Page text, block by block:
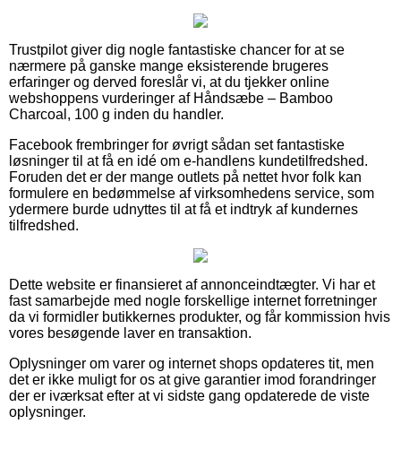
Trustpilot giver dig nogle fantastiske chancer for at se
nærmere på ganske mange eksisterende brugeres
erfaringer og derved foreslår vi, at du tjekker online
webshoppens vurderinger af Håndsæbe – Bamboo
Charcoal, 100 g inden du handler.
Facebook frembringer for øvrigt sådan set fantastiske
løsninger til at få en idé om e-handlens kundetilfredshed.
Foruden det er der mange outlets på nettet hvor folk kan
formulere en bedømmelse af virksomhedens service, som
ydermere burde udnyttes til at få et indtryk af kundernes
tilfredshed.
Dette website er finansieret af annonceindtægter. Vi har et
fast samarbejde med nogle forskellige internet forretninger
da vi formidler butikkernes produkter, og får kommission hvis
vores besøgende laver en transaktion.
Oplysninger om varer og internet shops opdateres tit, men
det er ikke muligt for os at give garantier imod forandringer
der er iværksat efter at vi sidste gang opdaterede de viste
oplysninger.